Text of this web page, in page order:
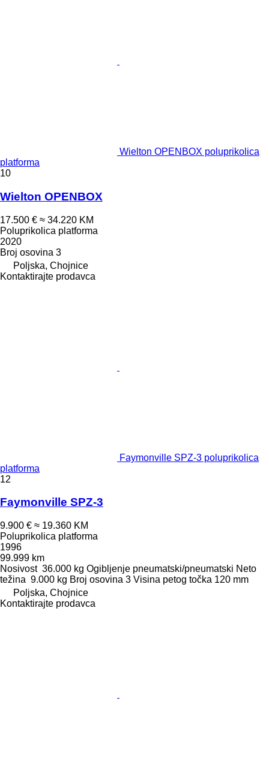
Wielton OPENBOX poluprikolica
platforma
10
Wielton OPENBOX
17.500 € ≈ 34.220 KM
Poluprikolica platforma
2020
Broj osovina 3
Poljska, Chojnice
Kontaktirajte prodavca
Faymonville SPZ-3 poluprikolica
platforma
12
Faymonville SPZ-3
9.900 € ≈ 19.360 KM
Poluprikolica platforma
1996
99.999 km
Nosivost 36.000 kg Ogibljenje pneumatski/pneumatski Neto
težina 9.000 kg Broj osovina 3 Visina petog točka 120 mm
Poljska, Chojnice
Kontaktirajte prodavca